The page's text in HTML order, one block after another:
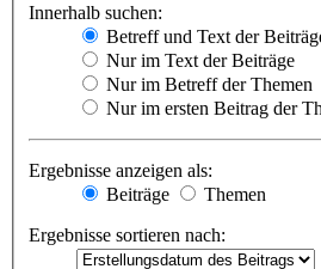
Innerhalb suchen:
Betreff und Text der
Nur im Text der Beiträge
Nur im Betreff der Themen
Nur im ersten Beitrag der
Ergebnisse anzeigen als:
Beiträge
Themen
Ergebnisse sortieren nach: